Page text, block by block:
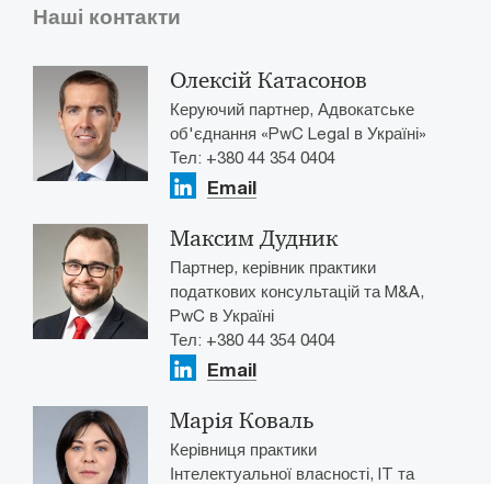
Наші контакти
Олексій Катасонов
Керуючий партнер, Адвокатське
об'єднання «PwC Legal в Україні»
Тел: +380 44 354 0404
Email
Максим Дудник
Партнер, керівник практики
податкових консультацій та M&A,
PwC в Україні
Тел: +380 44 354 0404
Email
Марія Коваль
Керівниця практики
Інтелектуальної власності, IT та